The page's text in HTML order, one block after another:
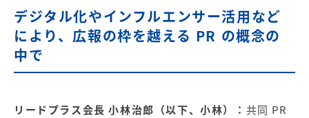
デジタル化やインフルエンサー活用など
により、広報の枠を越える PR の概念の
中で
リードプラス会長 小林治郎（以下、小林）： 共同 PR